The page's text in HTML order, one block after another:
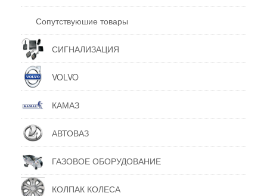
Сопутствуюшие товары
СИГНАЛИЗАЦИЯ
VOLVO
КАМАЗ
АВТОВАЗ
ГАЗОВОЕ ОБОРУДОВАНИЕ
КОЛПАК КОЛЕСА